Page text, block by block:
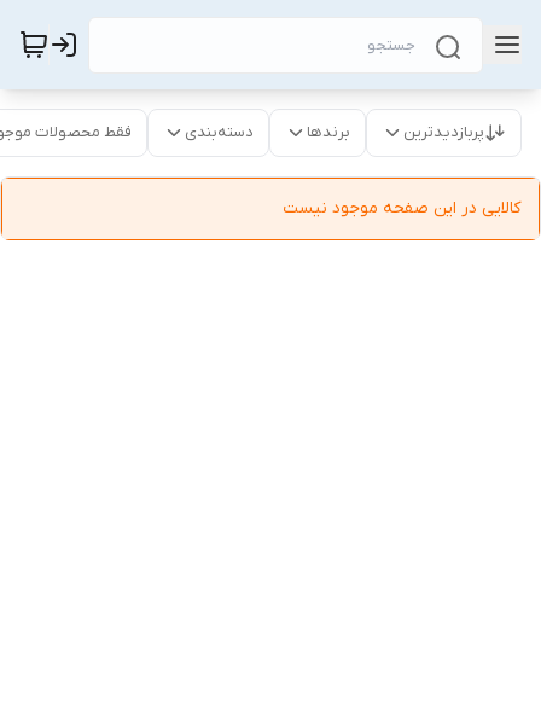
پربازدیدترین برندها دسته‌بندی فقط محصولات
کالایی در این صفحه موجود نیست